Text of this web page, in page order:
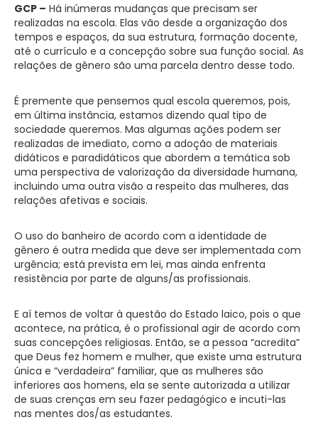
GCP – Há inúmeras mudanças que precisam ser
realizadas na escola. Elas vão desde a organização dos
tempos e espaços, da sua estrutura, formação docente,
até o currículo e a concepção sobre sua função social. As
relações de gênero são uma parcela dentro desse todo.
É premente que pensemos qual escola queremos, pois,
em última instância, estamos dizendo qual tipo de
sociedade queremos. Mas algumas ações podem ser
realizadas de imediato, como a adoção de materiais
didáticos e paradidáticos que abordem a temática sob
uma perspectiva de valorização da diversidade humana,
incluindo uma outra visão a respeito das mulheres, das
relações afetivas e sociais.
O uso do banheiro de acordo com a identidade de
gênero é outra medida que deve ser implementada com
urgência; está prevista em lei, mas ainda enfrenta
resistência por parte de alguns/as profissionais.
E aí temos de voltar à questão do Estado laico, pois o que
acontece, na prática, é o profissional agir de acordo com
suas concepções religiosas. Então, se a pessoa “acredita”
que Deus fez homem e mulher, que existe uma estrutura
única e “verdadeira” familiar, que as mulheres são
inferiores aos homens, ela se sente autorizada a utilizar
de suas crenças em seu fazer pedagógico e incuti-las
nas mentes dos/as estudantes.